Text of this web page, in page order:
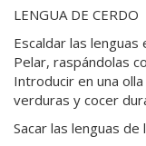
LENGUA DE CERDO
Escaldar las
Pelar, raspándolas
Introducir en una
verduras y cocer
Sacar las lenguas de